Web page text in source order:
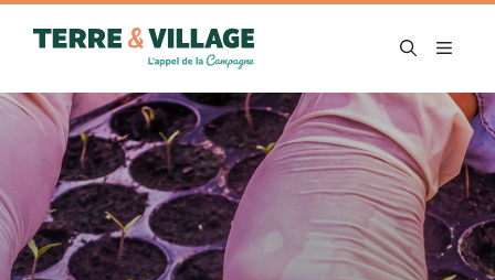
MENU